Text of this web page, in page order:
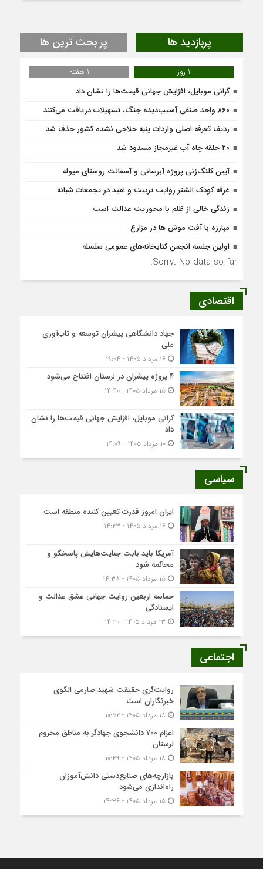
پربازدید ها پر بحث ترین ها
1 روز
1 هفته
گرانی موبایل، افزایش جهانی قیمت‌ها را نشان داد
۸۶۰ واحد صنفی آسیب‌دیده جنگ، تسهیلات دریافت می‌کنند
ردیف تعرفه اصلی واردات پنبه حلاجی نشده کشور حذف شد
۲۰ حلقه چاه آب غیرمجاز مسدود شد
آیین کلنگ‌زنی پروژه آبرسانی و آسفالت روستای میوله
غرفه کودک الشتر روایت تربیت و امید در تجمعات شبانه
زندگی خالی از ظلم با محوریت عدالت است
مبارزه با آفت موش ها در مزارع
اولین جلسه انجمن کتابخانه‌های عمومی سلسله
Sorry. No data so far.
اقتصادی
جهاد دانشگاهی پیشران توسعه و تاب‌آوری
ملی
۱۶ مرداد ۱۴۰۵ - ۱۹:۰۴
۴ پروژه پیشران در لرستان افتتاح می‌شود
۱۵ مرداد ۱۴۰۵ - ۱۴:۴۰
گرانی موبایل، افزایش جهانی قیمت‌ها را نشان
داد
۱۰ مرداد ۱۴۰۵ - ۱۴:۰۹
سیاسی
ایران امروز قدرت تعیین کننده منطقه است
۱۶ مرداد ۱۴۰۵ - ۱۴:۲۳
آمریکا باید بابت جنایت‌هایش پاسخگو و
محاکمه شود
۱۵ مرداد ۱۴۰۵ - ۱۴:۳۸
حماسه اربعین روایت جهانی عشق عدالت و
ایستادگی
اجتماعی
روایت‌گری حقیقت شهید صارمی الگوی
خبرنگاران است
اعزام ۷۰۰ دانشجوی جهادگر به مناطق محروم
لرستان
بازارچه‌های صنایع‌دستی دانش‌آموزان
راه‌اندازی می‌شود
۱۵ مرداد ۱۴۰۵ - ۱۴:۳۶